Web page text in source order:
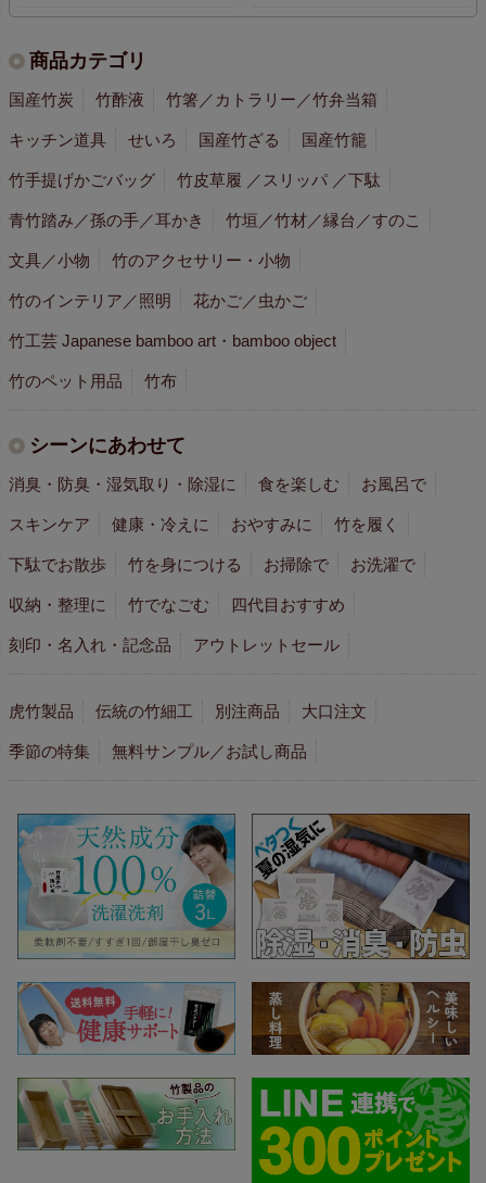
商品カテゴリ
国産竹炭 竹酢液 竹箸／カトラリー／竹弁当箱
キッチン道具 せいろ 国産竹ざる 国産竹籠
竹手提げかごバッグ 竹皮草履 ／スリッパ ／下駄
青竹踏み／孫の手／耳かき 竹垣／竹材／縁台／すのこ
文具／小物 竹のアクセサリー・小物
竹のインテリア／照明 花かご／虫かご
竹工芸 Japanese bamboo art・bamboo object
竹のペット用品 竹布
シーンにあわせて
消臭・防臭・湿気取り・除湿に 食を楽しむ お風呂で
スキンケア 健康・冷えに おやすみに 竹を履く
下駄でお散歩 竹を身につける お掃除で お洗濯で
収納・整理に 竹でなごむ 四代目おすすめ
刻印・名入れ・記念品 アウトレットセール
虎竹製品 伝統の竹細工 別注商品 大口注文
季節の特集 無料サンプル／お試し商品